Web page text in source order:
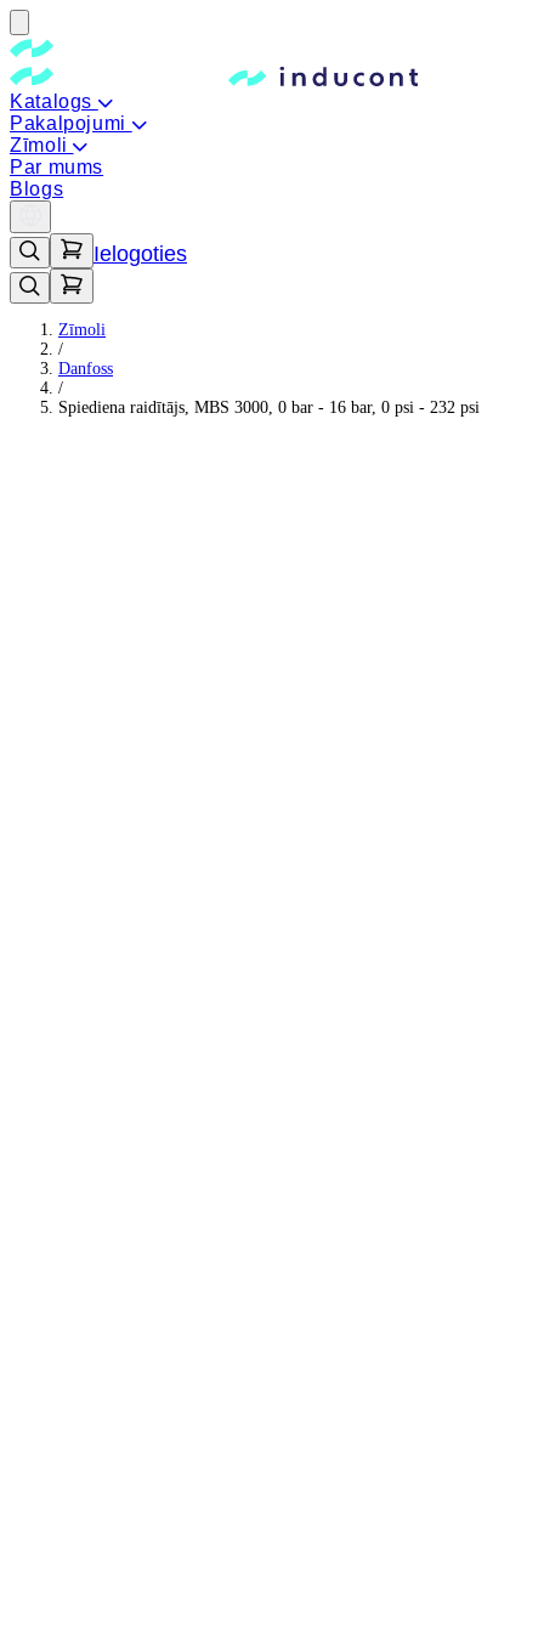
Katalogs
Pakalpojumi
Zīmoli
Par mums
Blogs
Ielogoties
Zīmoli
/
Danfoss
/
Spiediena raidītājs, MBS 3000, 0 bar - 16 bar, 0 psi - 232 psi